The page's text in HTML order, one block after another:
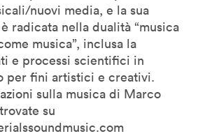
nuovi media, e la sua
radicata nella dualità “musica
musica”, inclusa la
e processi scientifici in
per fini artistici e creativi.
sulla musica di Marco
su